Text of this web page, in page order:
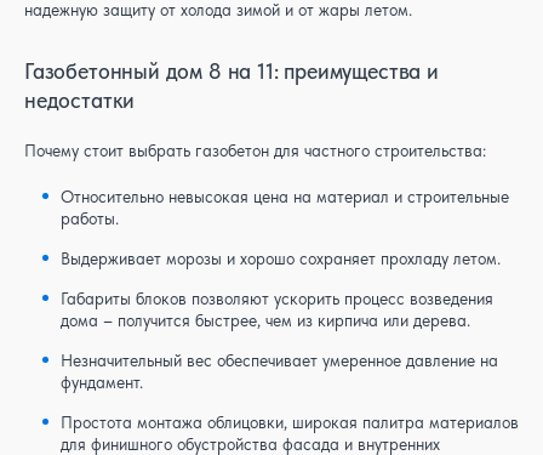
надежную защиту от холода зимой и от жары летом.
Газобетонный дом 8 на 11: преимущества и
недостатки
Почему стоит выбрать газобетон для частного строительства:
Относительно невысокая цена на материал и строительные
работы.
Выдерживает морозы и хорошо сохраняет прохладу летом.
Габариты блоков позволяют ускорить процесс возведения
дома – получится быстрее, чем из кирпича или дерева.
Незначительный вес обеспечивает умеренное давление на
фундамент.
Простота монтажа облицовки, широкая палитра материалов
для финишного обустройства фасада и внутренних